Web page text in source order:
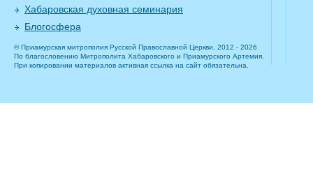
Хабаровская духовная семинария
Блогосфера
© Приамурская митрополия Русской Православной Церкви, 2012 - 2026
По благословению Митрополита Хабаровского и Приамурского Артемия.
При копировании материалов активная ссылка на сайт обязательна.